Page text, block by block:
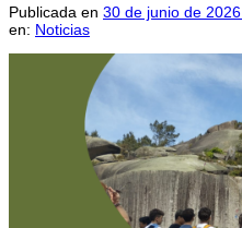
Publicada en 30 de junio de 2026
en: Noticias